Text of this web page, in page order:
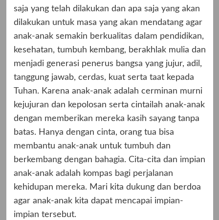
saja yang telah dilakukan dan apa saja yang akan
dilakukan untuk masa yang akan mendatang agar
anak-anak semakin berkualitas dalam pendidikan,
kesehatan, tumbuh kembang, berakhlak mulia dan
menjadi generasi penerus bangsa yang jujur, adil,
tanggung jawab, cerdas, kuat serta taat kepada
Tuhan. Karena anak-anak adalah cerminan murni
kejujuran dan kepolosan serta cintailah anak-anak
dengan memberikan mereka kasih sayang tanpa
batas. Hanya dengan cinta, orang tua bisa
membantu anak-anak untuk tumbuh dan
berkembang dengan bahagia. Cita-cita dan impian
anak-anak adalah kompas bagi perjalanan
kehidupan mereka. Mari kita dukung dan berdoa
agar anak-anak kita dapat mencapai impian-
impian tersebut.